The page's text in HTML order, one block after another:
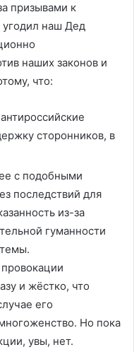
призывами к
наш Дед
наших законов и
что:
сторонников, в
с подобными
последствий для
из-за
гуманности
и жёстко, что
его
Но пока
увы, нет.